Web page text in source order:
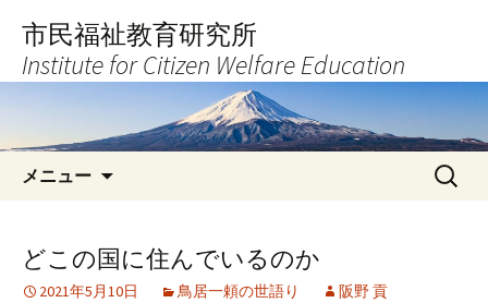
へ
キ
市民福祉教育研究所
Institute for Citizen Welfare Education
メニュー
検
索:
どこの国に住んでいるのか
2021年5月10日 鳥居一頼の世語り 阪野 貢